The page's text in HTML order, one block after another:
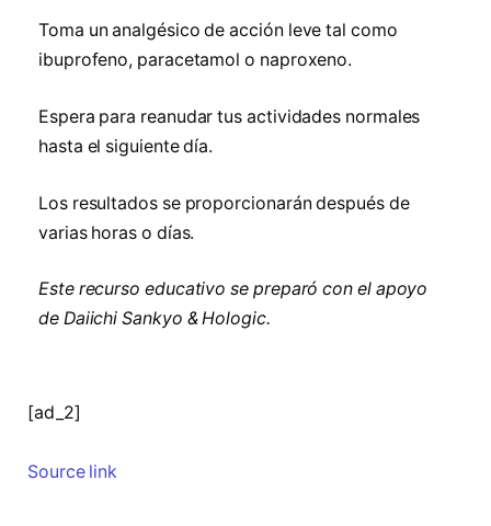
Toma un analgésico de acción leve tal como
ibuprofeno, paracetamol o naproxeno.
Espera para reanudar tus actividades normales
hasta el siguiente día.
Los resultados se proporcionarán después de
varias horas o días.
Este recurso educativo se preparó con el apoyo
de Daiichi Sankyo & Hologic.
[ad_2]
Source link